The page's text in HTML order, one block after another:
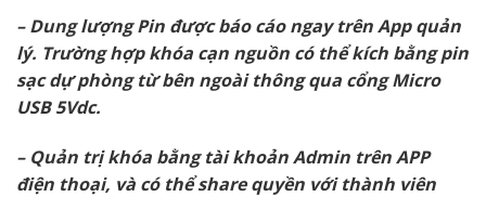
– Dung lượng Pin được báo cáo ngay trên App quản
lý. Trường hợp khóa cạn nguồn có thể kích bằng pin
sạc dự phòng từ bên ngoài thông qua cổng Micro
USB 5Vdc.
– Quản trị khóa bằng tài khoản Admin trên APP
điện thoại, và có thể share quyền với thành viên